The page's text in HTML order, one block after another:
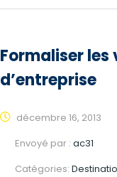
Formaliser
d’entreprise
décembre 16, 2013
Envoyé par : ac31
Catégories: